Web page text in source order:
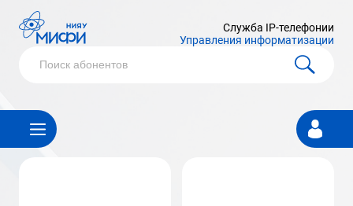
Служба IP-телефонии
Управления информатизации
Личный
кабинет